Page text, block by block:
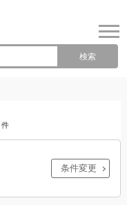
検索
件
条件変更